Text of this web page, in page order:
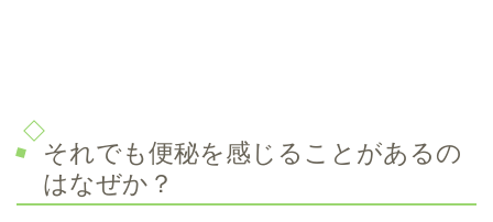
それでも便秘を感じることがあるの
はなぜか？